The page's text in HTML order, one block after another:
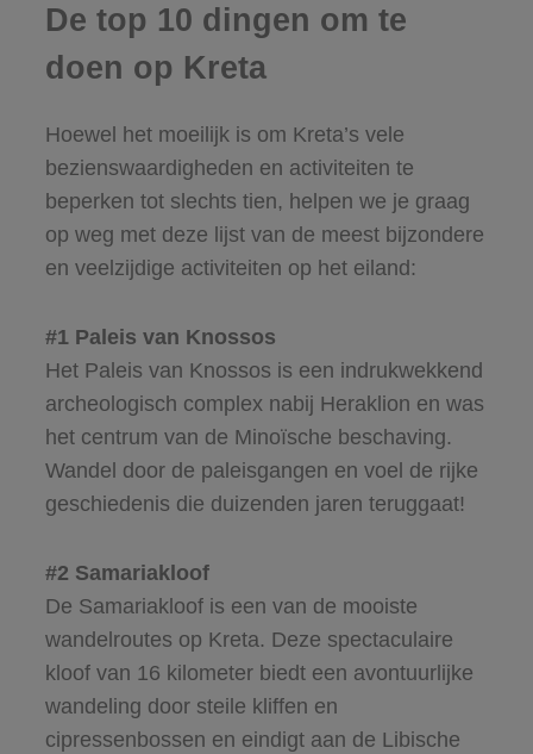
De top 10 dingen om te
doen op Kreta
Hoewel het moeilijk is om Kreta’s vele
bezienswaardigheden en activiteiten te
beperken tot slechts tien, helpen we je graag
op weg met deze lijst van de meest bijzondere
en veelzijdige activiteiten op het eiland:
#1 Paleis van Knossos
Het Paleis van Knossos is een indrukwekkend
archeologisch complex nabij Heraklion en was
het centrum van de Minoïsche beschaving.
Wandel door de paleisgangen en voel de rijke
geschiedenis die duizenden jaren teruggaat!
#2 Samariakloof
De Samariakloof is een van de mooiste
wandelroutes op Kreta. Deze spectaculaire
kloof van 16 kilometer biedt een avontuurlijke
wandeling door steile kliffen en
cipressenbossen en eindigt aan de Libische